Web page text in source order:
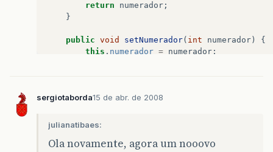
return
numerador ;
}
public void setNumerador( int numerador )
{
this . numerador = numerador ;
return
denominador
if(denominador == 0 ) {
sergiotaborda15 de abr. de 2008
julianatibaes:
Ola novamente, agora um nooovo